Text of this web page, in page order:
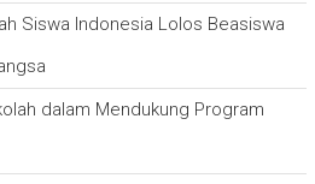
Siswa Indonesia Lolos Beasiswa
dalam Mendukung Program